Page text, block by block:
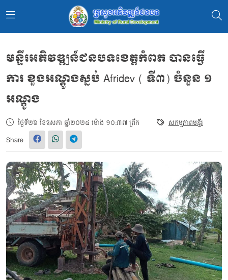
មន្ទីរ​អភិវឌ្ឍ​ន៍ជនបទខេត្តកំពត បានធ្វើ
ការ ខួងអណ្ដូង​ស្នប់​ Afridev ( ទី៣) ចំនួន​ ១
អណ្តូង
ថ្ងៃទី២៦ ខែឧសភា ឆ្នាំ២០២៤ ម៉ោង ១០:៣៧ ព្រឹក សកម្មភាពមន្ទីរ
Share